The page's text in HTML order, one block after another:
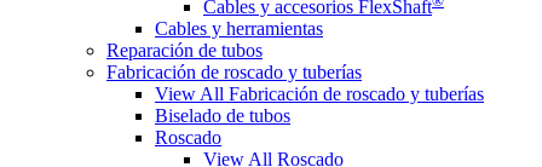
Cables y accesorios FlexShaft
Cables y herramientas
Reparación de tubos
Fabricación de roscado y tuberías
View All Fabricación de roscado y tuberías
Biselado de tubos
Roscado
View All Roscado